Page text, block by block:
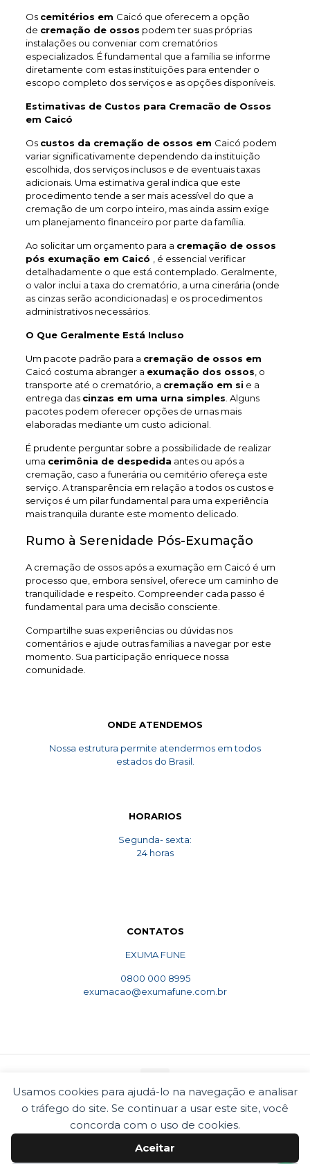
Usamos cookies para ajudá-lo na navegação e analisar
o tráfego do site. Se continuar a usar este site, você
concorda com o uso de cookies.
Aceitar
Os cemitérios em Caicó que oferecem a opção
de cremação de ossos podem ter suas próprias
instalações ou conveniar com crematórios
especializados. É fundamental que a família se informe
diretamente com estas instituições para entender o
escopo completo dos serviços e as opções disponíveis.
Estimativas de Custos para Cremacão de Ossos
em Caicó
Os custos da cremação de ossos em Caicó podem
variar significativamente dependendo da instituição
escolhida, dos serviços inclusos e de eventuais taxas
adicionais. Uma estimativa geral indica que este
procedimento tende a ser mais acessível do que a
cremação de um corpo inteiro, mas ainda assim exige
um planejamento financeiro por parte da família.
Ao solicitar um orçamento para a cremação de ossos
pós exumação em Caicó
, é essencial verificar
detalhadamente o que está contemplado. Geralmente,
o valor inclui a taxa do crematório, a urna cinerária (onde
as cinzas serão acondicionadas) e os procedimentos
administrativos necessários.
O Que Geralmente Está Incluso
Um pacote padrão para a cremação de ossos em
Caicó costuma abranger a exumação dos ossos , o
transporte até o crematório, a cremação em si e a
entrega das cinzas em uma urna simples . Alguns
pacotes podem oferecer opções de urnas mais
elaboradas mediante um custo adicional.
É prudente perguntar sobre a possibilidade de realizar
uma cerimônia de despedida antes ou após a
cremação, caso a funerária ou cemitério ofereça este
serviço. A transparência em relação a todos os custos e
serviços é um pilar fundamental para uma experiência
mais tranquila durante este momento delicado.
Rumo à Serenidade Pós-Exumação
A cremação de ossos após a exumação em Caicó é um
processo que, embora sensível, oferece um caminho de
tranquilidade e respeito. Compreender cada passo é
fundamental para uma decisão consciente.
Compartilhe suas experiências ou dúvidas nos
comentários e ajude outras famílias a navegar por este
momento. Sua participação enriquece nossa
comunidade.
ONDE ATENDEMOS
Nossa estrutura permite atendermos em todos
estados do Brasil.
HORARIOS
Segunda- sexta:
24 horas
CONTATOS
EXUMA FUNE
0800 000 8995
exumacao@exumafune.com.br
© 2010 Exumafune. Todos direitos reservados- Ligue
0800 000 8995. Exumações de ossos em todo o Brasil.
Termos e condições
Politica de privacidade